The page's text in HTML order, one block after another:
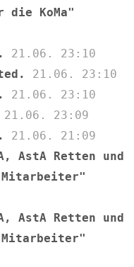
die KoMa"
21.06. 23:10
21.06. 23:10
21.06. 23:10
21.06. 23:09
21.06. 21:09
AstA Retten und
AstA Retten und